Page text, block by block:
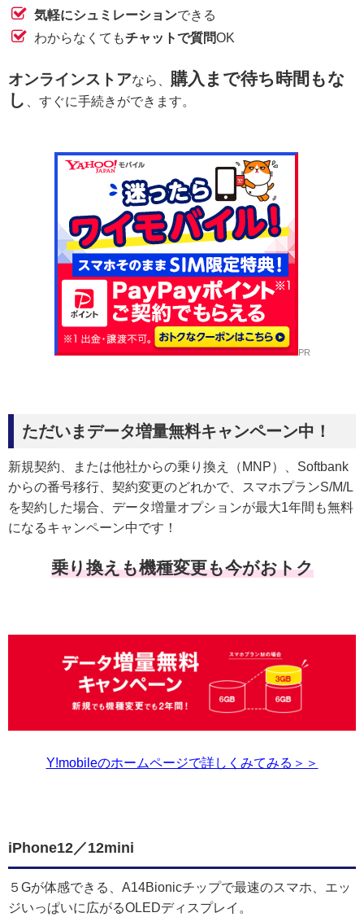
気軽にシュミレーションできる
わからなくてもチャットで質問OK
オンラインストアなら、 購入まで待ち時間もな
し
、すぐに手続きができます。
PR
ただいまデータ増量無料キャンペーン中！
新規契約、または他社からの乗り換え（MNP）、Softbank
からの番号移行、契約変更のどれかで、スマホプランS/M/L
を契約した場合、データ増量オプションが最大1年間も無料
になるキャンペーン中です！
乗り換えも機種変更も今がおトク
Y!mobileのホームページで詳しくみてみる＞＞
iPhone12／12mini
５Gが体感できる、A14Bionicチップで最速のスマホ、エッ
ジいっぱいに広がるOLEDディスプレイ。